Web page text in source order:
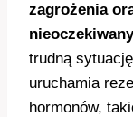
zagrożenia
trudną
uruchamia
hormonów,